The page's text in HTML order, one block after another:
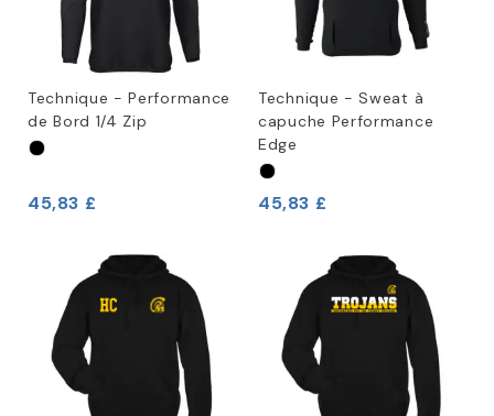
Technique - Performance
de Bord 1/4 Zip
45,83 £
Technique - Sweat à
capuche Performance
Edge
45,83 £